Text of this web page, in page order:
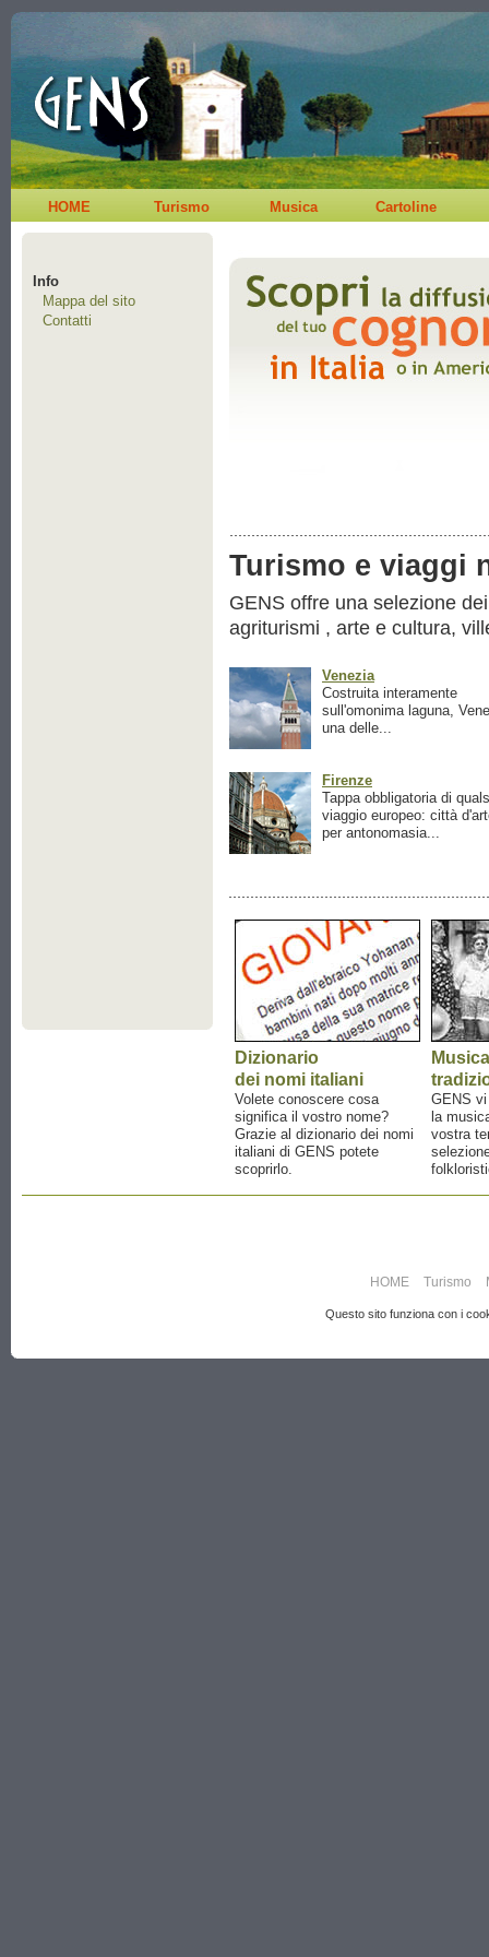
HOME Turismo Musica Cartoline
Info
Mappa del sito
Contatti
Turismo e viaggi
GENS offre una selezione
agriturismi , arte e cultura,
Venezia
Costruita interamente
sull'omonima laguna,
una delle...
Firenze
Tappa obbligatoria di
viaggio europeo: città
per antonomasia...
Dizionario
dei nomi italiani
Volete conoscere cosa
significa il vostro nome?
Grazie al dizionario dei nomi
italiani di GENS potete
scoprirlo.
Musica
GENS
la
vostra
HOME Turismo
Questo sito funziona con i